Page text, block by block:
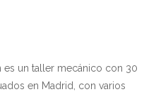
es un taller mecánico con 30
en Madrid, con varios